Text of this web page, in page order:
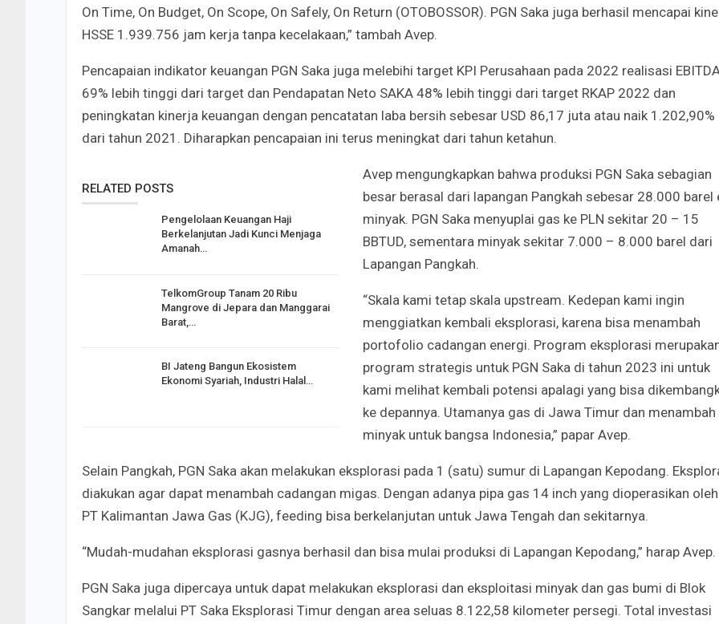
On Time, On Budget, On Scope, On Safely, On Return (OTOBOSSOR). PGN Saka juga berhasil mencapai
HSSE 1.939.756 jam kerja tanpa kecelakaan,” tambah Avep.
Pencapaian indikator keuangan PGN Saka juga melebihi target KPI Perusahaan pada 2022 realisasi
69% lebih tinggi dari target dan Pendapatan Neto SAKA 48% lebih tinggi dari target RKAP 2022 dan
peningkatan kinerja keuangan dengan pencatatan laba bersih sebesar USD 86,17 juta atau naik 1.202,90%
dari tahun 2021. Diharapkan pencapaian ini terus meningkat dari tahun ketahun.
RELATED POSTS
Pengelolaan Keuangan Haji
Berkelanjutan Jadi Kunci Menjaga
Amanah…
TelkomGroup Tanam 20 Ribu
Mangrove di Jepara dan Manggarai
Barat,…
BI Jateng Bangun Ekosistem
Ekonomi Syariah, Industri Halal…
Avep mengungkapkan bahwa produksi PGN Saka sebagian
besar berasal dari lapangan Pangkah sebesar 28.000 barel
minyak. PGN Saka menyuplai gas ke PLN sekitar 20 – 15
BBTUD, sementara minyak sekitar 7.000 – 8.000 barel dari
Lapangan Pangkah.
“Skala kami tetap skala upstream. Kedepan kami ingin
menggiatkan kembali eksplorasi, karena bisa menambah
portofolio cadangan energi. Program eksplorasi
program strategis untuk PGN Saka di tahun 2023 ini untuk
kami melihat kembali potensi apalagi yang bisa
ke depannya. Utamanya gas di Jawa Timur dan menambah
minyak untuk bangsa Indonesia,” papar Avep.
Selain Pangkah, PGN Saka akan melakukan eksplorasi pada 1 (satu) sumur di Lapangan Kepodang.
diakukan agar dapat menambah cadangan migas. Dengan adanya pipa gas 14 inch yang dioperasikan oleh
PT Kalimantan Jawa Gas (KJG), feeding bisa berkelanjutan untuk Jawa Tengah dan sekitarnya.
“Mudah-mudahan eksplorasi gasnya berhasil dan bisa mulai produksi di Lapangan Kepodang,” harap Avep.
PGN Saka juga dipercaya untuk dapat melakukan eksplorasi dan eksploitasi minyak dan gas bumi di Blok
Sangkar melalui PT Saka Eksplorasi Timur dengan area seluas 8.122,58 kilometer persegi. Total investasi